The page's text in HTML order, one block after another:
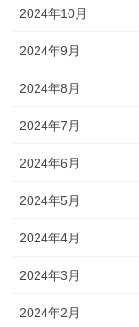
2024年10月
2024年9月
2024年8月
2024年7月
2024年6月
2024年5月
2024年4月
2024年3月
2024年2月